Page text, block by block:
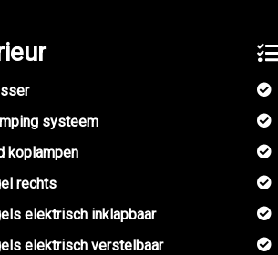
systeem
koplampen
rechts
elektrisch inklapbaar
elektrisch verstelbaar